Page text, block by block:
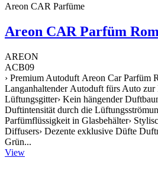
Areon CAR Parfüme
Areon CAR Parfüm
AREON
ACB09
› Premium Autoduft Areon Car Parfüm
Langanhaltender Autoduft fürs Auto zur
Lüftungsgitter› Kein hängender
Duftintensität durch die
Parfümflüssigkeit in Glasbehälter›
Diffusers› Dezente exklusive Düfte
Grün...
View